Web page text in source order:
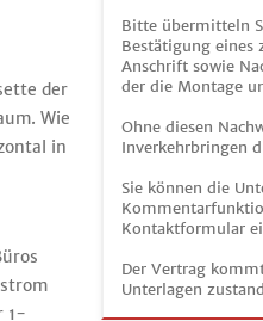
Bitte übermitteln
Bestätigung eines
Anschrift sowie
der die Montage
Ohne diesen
Inverkehrbringen
Sie können die
Kontaktformular
Der Vertrag
Unterlagen
der
Wie
in
1-